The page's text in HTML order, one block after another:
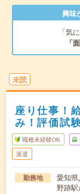
興味
「気
「
未読
座り仕事！
み！評価試
職種未経験OK
派遣
勤務地 愛知県
野跡